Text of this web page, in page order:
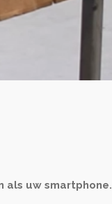
als uw smartphone.